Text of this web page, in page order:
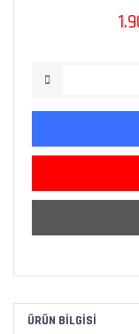
ÜRÜN BILGISI